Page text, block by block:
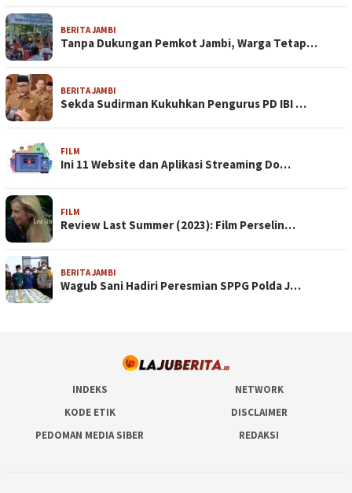
BERITA JAMBI
Tanpa Dukungan Pemkot Jambi, Warga Tetap…
BERITA JAMBI
Sekda Sudirman Kukuhkan Pengurus PD IBI …
FILM
Ini 11 Website dan Aplikasi Streaming Do…
FILM
Review Last Summer (2023): Film Perselin…
BERITA JAMBI
Wagub Sani Hadiri Peresmian SPPG Polda J…
INDEKS
NETWORK
KODE ETIK
DISCLAIMER
PEDOMAN MEDIA SIBER
REDAKSI